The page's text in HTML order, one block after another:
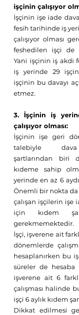
işçinin çalışıyor
İşçinin işe iade
fesih tarihinde iş
çalışıyor olması
feshedilen işçi de
Yani işçinin iş akdi
iş yerinde 29
işçinin bu davayı
etmez.
3. İşçinin iş
çalışıyor olması:
İşçinin işe geri
talebiyle
şartlarından biri
kıdeme sahip
yerinde en az 6
Önemli bir nokta da
çalışan işçilerin işe
için kıdem
gerekmemektedir.
İşçi, işverene ait
dönemlerde
hesaplanırken bu
süreler de hesaba
işverene ait 6
çalışması halinde
işçi 6 aylık kıdem
Dikkat edilmesi